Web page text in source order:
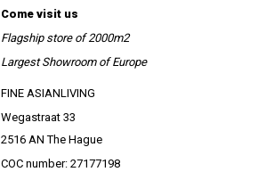
Come visit us
Flagship store of 2000m2
Largest Showroom of Europe
FINE ASIANLIVING
Wegastraat 33
2516 AN The Hague
COC number: 27177198